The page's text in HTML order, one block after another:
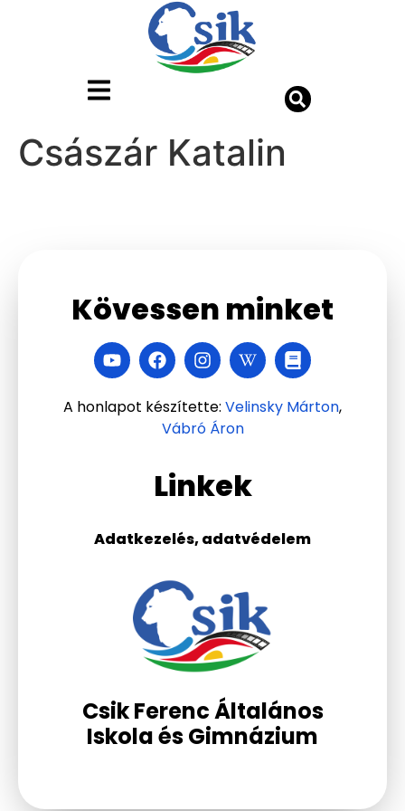
Császár Katalin
Csik Ferenc Általános
Iskola és Gimnázium
Linkek
Adatkezelés, adatvédelem
Kövessen minket
A honlapot készítette: Velinsky Márton,
Vábró Áron